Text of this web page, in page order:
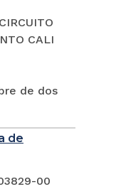
CALI
de dos
de
00